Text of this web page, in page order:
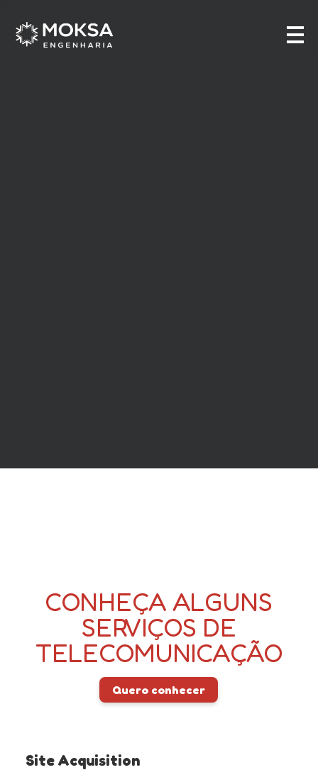
CONHEÇA ALGUNS
SERVIÇOS DE
TELECOMUNICAÇÃO
Quero conhecer
Site Acquisition